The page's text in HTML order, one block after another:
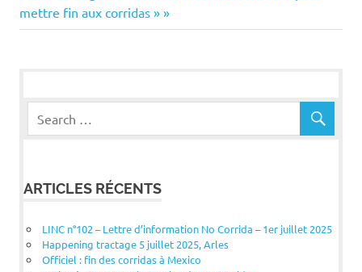
l’article
Post:
mettre fin aux corridas »
ARTICLES RÉCENTS
LINC n°102 – Lettre d’information No Corrida – 1er juillet 2025
Happening tractage 5 juillet 2025, Arles
Officiel : fin des corridas à Mexico